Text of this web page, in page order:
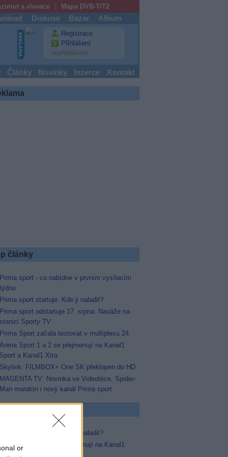
or
a elevace Mapa DVB-T/T2
Diskuse Bazar Album
Registrace
Přihlášení
nepřihlášený
Články Novinky Inzerce Kontakt
články
Prima sport - co nabídne v prvním vysílacím
týdnu
Prima sport startuje. Kde ji naladit?
Prima sport odstartuje 17. srpna. Naváže na
stanici Sporty TV
Prima Sport začala testovat v multiplexu 24
Arena Sport 1 a 2 se přejmenují na Kanal1
Sport a Kanal1 Xtra
Skylink: FILMBOX+ One SK překlopen do HD
MAGENTA TV: Novinka ve Videotéce, Spider-
Man maraton i nový kanál Prima sport
Prima sport startuje. Kde ji naladit?
Arena Sport 1 a 2 se přejmenují na Kanal1
Sport a Kanal1 Xtra